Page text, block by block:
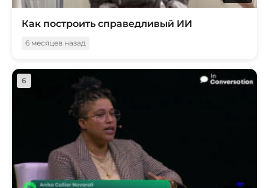
Как построить справедливый ИИ
6 месяцев назад
6